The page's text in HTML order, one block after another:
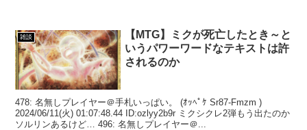
雑談
【MTG】ミクが死亡したとき～と
いうパワーワードなテキストは許
されるのか
478: 名無しプレイヤー＠手札いっぱい。 (ｵｯﾍﾟｹ Sr87-Fmzm )
2024/06/11(火) 01:07:48.44 ID:ozlyy2b9r ミクシクレ2弾もう出たのか
ソルリンあるけど… 496: 名無しプレイヤー＠...